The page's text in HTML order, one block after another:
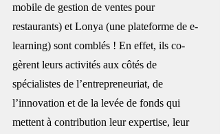
mobile de gestion de ventes pour
restaurants) et Lonya (une plateforme de e-
learning) sont comblés ! En effet, ils co-
gèrent leurs activités aux côtés de
spécialistes de l’entrepreneuriat, de
l’innovation et de la levée de fonds qui
mettent à contribution leur expertise, leur